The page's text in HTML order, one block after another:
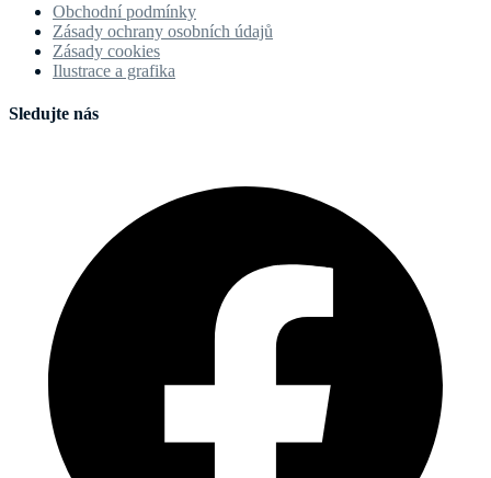
Obchodní podmínky
Zásady ochrany osobních údajů
Zásady cookies
Ilustrace a grafika
Sledujte nás